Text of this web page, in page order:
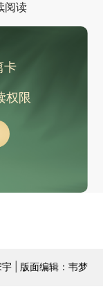
阅读
卡
权限
| 版面编辑：韦梦